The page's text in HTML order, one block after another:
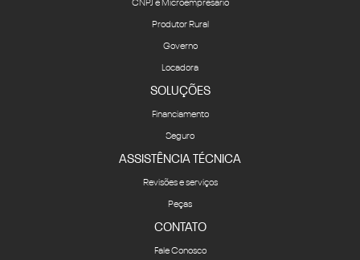
CNPJ e Microempresário
Produtor Rural
Governo
Locadora
SOLUÇÕES
Financiamento
Seguro
ASSISTÊNCIA TÉCNICA
Revisões e serviços
Peças
CONTATO
Fale Conosco